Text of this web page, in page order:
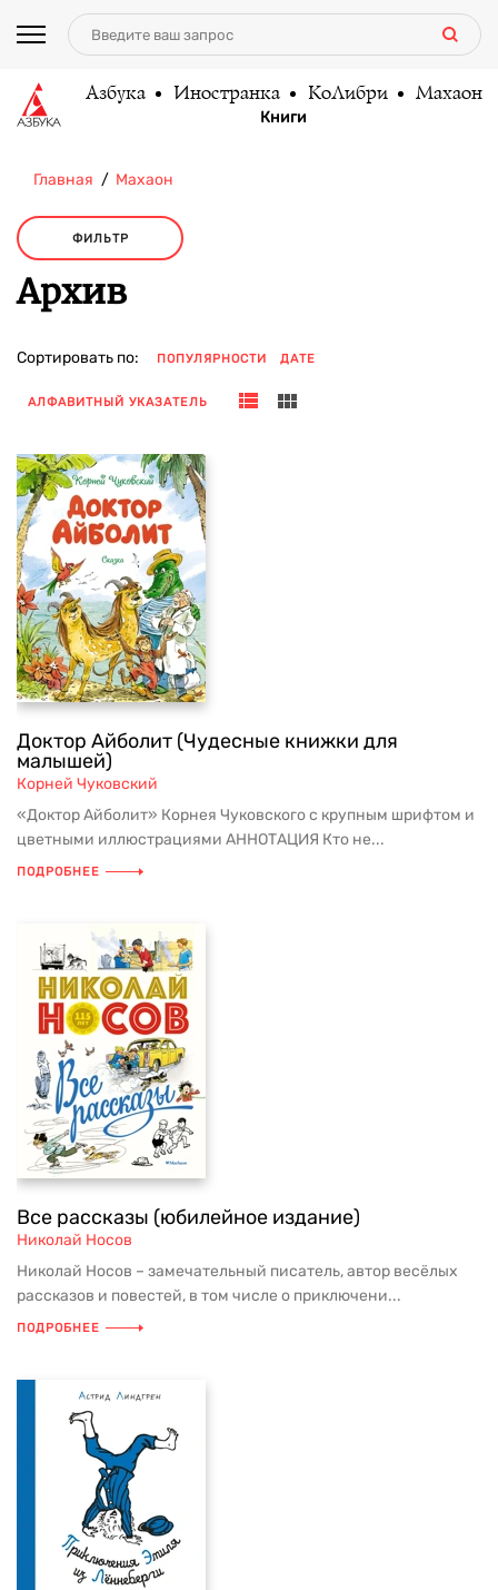
Азбука Иностранка КоЛибри Махаон
Книги
Главная Махаон
ФИЛЬТР
Архив
Сортировать по: ПОПУЛЯРНОСТИ ДАТЕ
АЛФАВИТНЫЙ УКАЗАТЕЛЬ
Доктор Айболит (Чудесные книжки для
малышей)
Корней Чуковский
«Доктор Айболит» Корнея Чуковского с крупным шрифтом и
цветными иллюстрациями АННОТАЦИЯ Кто не...
ПОДРОБНЕЕ
Все рассказы (юбилейное издание)
Николай Носов
Николай Носов – замечательный писатель, автор весёлых
рассказов и повестей, в том числе о приключени...
ПОДРОБНЕЕ